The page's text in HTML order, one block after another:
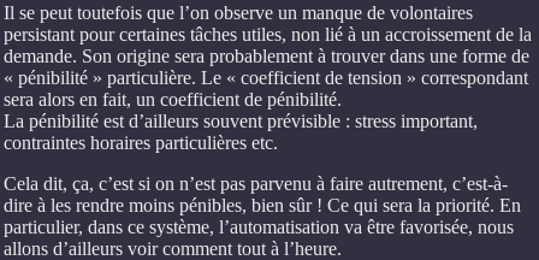
Il se peut toutefois que l’on observe un manque de volontaires
persistant pour certaines tâches utiles, non lié à un accroissement de la
demande. Son origine sera probablement à trouver dans une forme de
« pénibilité » particulière. Le « coefficient de tension » correspondant
sera alors en fait, un coefficient de pénibilité.
La pénibilité est d’ailleurs souvent prévisible : stress important,
contraintes horaires particulières etc.
Cela dit, ça, c’est si on n’est pas parvenu à faire autrement, c’est-à-
dire à les rendre moins pénibles, bien sûr ! Ce qui sera la priorité. En
particulier, dans ce système, l’automatisation va être favorisée, nous
allons d’ailleurs voir comment tout à l’heure.